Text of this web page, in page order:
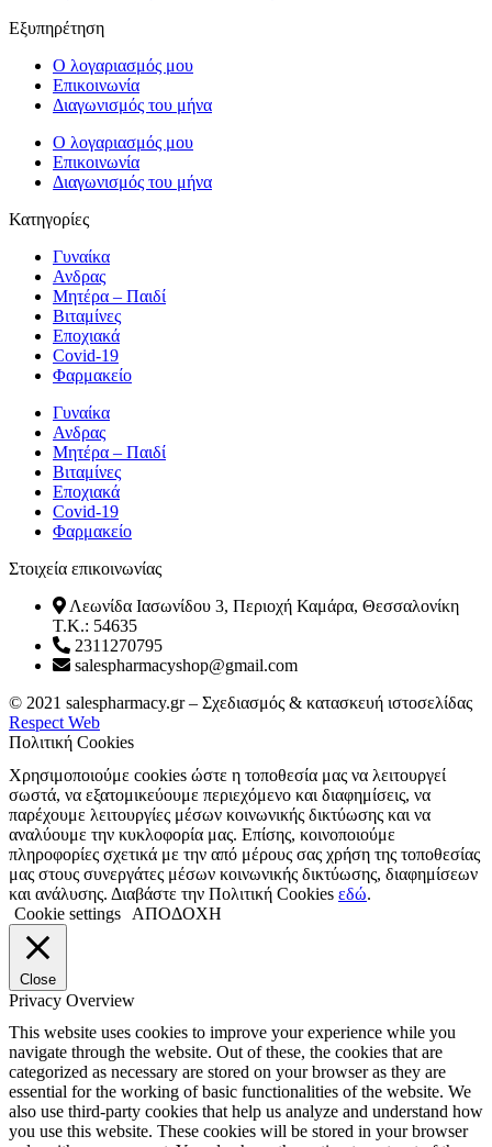
Εξυπηρέτηση
Ο λογαριασμός μου
Επικοινωνία
Διαγωνισμός του μήνα
Ο λογαριασμός μου
Επικοινωνία
Διαγωνισμός του μήνα
Κατηγορίες
Γυναίκα
Ανδρας
Μητέρα – Παιδί
Βιταμίνες
Εποχιακά
Covid-19
Φαρμακείο
Γυναίκα
Ανδρας
Μητέρα – Παιδί
Βιταμίνες
Εποχιακά
Covid-19
Φαρμακείο
Στοιχεία επικοινωνίας
Λεωνίδα Ιασωνίδου 3, Περιοχή Καμάρα, Θεσσαλονίκη
T.K.: 54635
2311270795
salespharmacyshop@gmail.com
Facebook
Instagram
© 2021 salespharmacy.gr – Σχεδιασμός & κατασκευή ιστοσελίδας
Respect Web
Πολιτική Cookies
Χρησιμοποιούμε cookies ώστε η τοποθεσία μας να λειτουργεί
σωστά, να εξατομικεύουμε περιεχόμενο και διαφημίσεις, να
παρέχουμε λειτουργίες μέσων κοινωνικής δικτύωσης και να
αναλύουμε την κυκλοφορία μας. Επίσης, κοινοποιούμε
πληροφορίες σχετικά με την από μέρους σας χρήση της τοποθεσίας
μας στους συνεργάτες μέσων κοινωνικής δικτύωσης, διαφημίσεων
και ανάλυσης. Διαβάστε την Πολιτική Cookies εδώ.
Cookie settings
ΑΠΟΔΟΧΗ
Close
Privacy Overview
This website uses cookies to improve your experience while you
navigate through the website. Out of these, the cookies that are
categorized as necessary are stored on your browser as they are
essential for the working of basic functionalities of the website. We
also use third-party cookies that help us analyze and understand how
you use this website. These cookies will be stored in your browser